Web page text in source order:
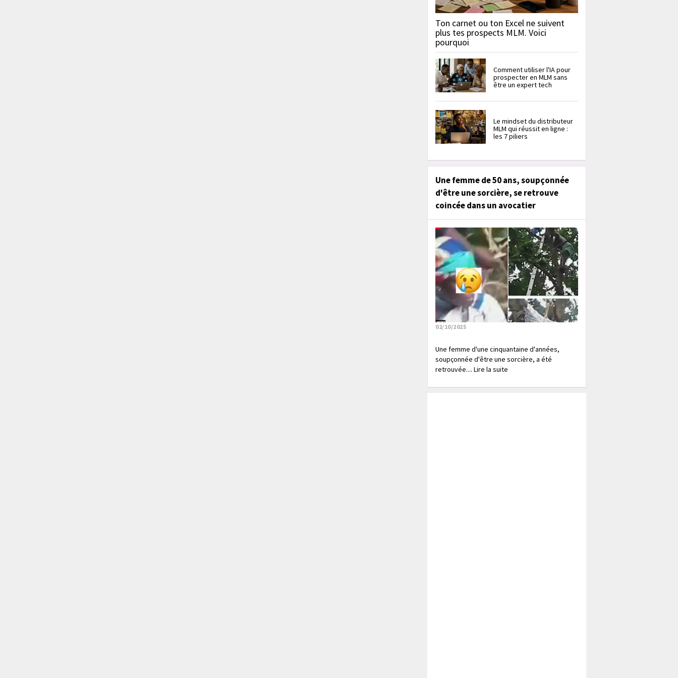
Ton carnet ou ton Excel ne suivent
plus tes prospects MLM. Voici
pourquoi
Comment utiliser l'IA pour
prospecter en MLM sans
être un expert tech
Le mindset du distributeur
MLM qui réussit en ligne :
les 7 piliers
Une femme de 50 ans, soupçonnée
d'être une sorcière, se retrouve
coincée dans un avocatier
02/10/2025
Une femme d'une cinquantaine d'années,
soupçonnée d'être une sorcière, a été
retrouvée.... Lire la suite